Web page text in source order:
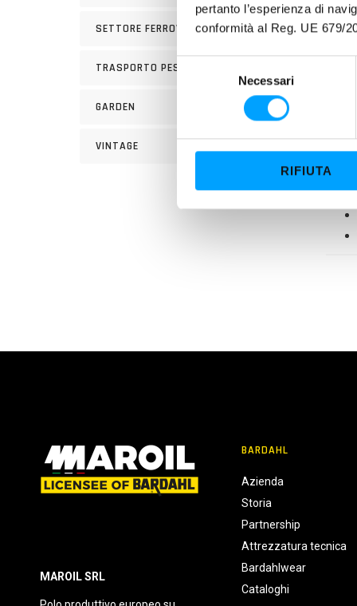
pertanto l’esperienza di
conformità al Reg. UE 679/
S
z
s
Necessari
RIFIUTA
SETTORE FERROVIARIO
TRASPORTO PESANTE
GARDEN
VINTAGE
Le
MAROIL SRL
BARDAHL
Azienda
Storia
Partnership
Attrezzatura tecnica
Bardahlwear
Cataloghi